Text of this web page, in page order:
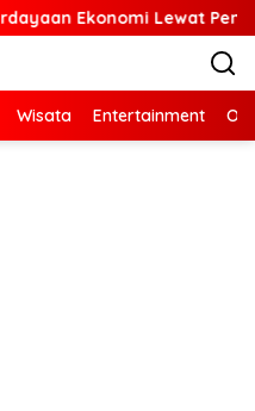
Penanaman Bibit Kopi
Wisata Entertainment